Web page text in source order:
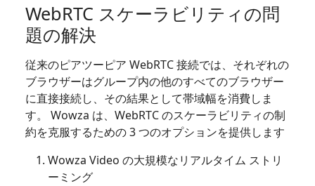
WebRTC スケーラビリティの問
題の解決
従来のピアツーピア WebRTC 接続では、それぞれの
ブラウザーはグループ内の他のすべてのブラウザー
に直接接続し、その結果として帯域幅を消費しま
す。 Wowza は、WebRTC のスケーラビリティの制
約を克服するための 3 つのオプションを提供します
Wowza Video の大規模なリアルタイム ストリ
ーミング